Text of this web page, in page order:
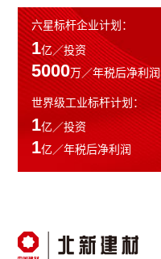
六星标杆企业计划：
1亿／投资
5000万／年税后净利润
世界级工业标杆计划：
1亿／投资
1亿／年税后净利润